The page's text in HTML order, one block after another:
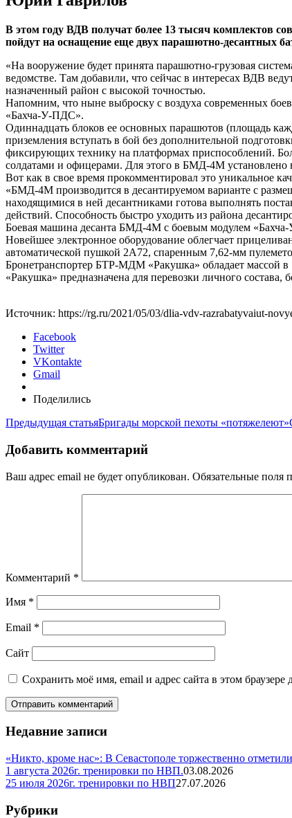
В этом году ВДВ получат более 13 тысяч комплектов
пойдут на оснащение еще двух парашютно-десантных
«На вооружение будет принята парашютно-грузовая
ведомстве. Там добавили, что сейчас в интересах ВДВ
назначенный район с высокой точностью.
Напомним, что ныне выброску с воздуха современных
«Бахча-У-ПДС».
Одиннадцать блоков ее основных парашютов (площадь
приземления вступать в бой без дополнительной
фиксирующих технику на платформах приспособлений.
солдатами и офицерами. Для этого в БМД-4М установлено
Вот как в свое время прокомментировал это уникальное
«БМД-4М производится в десантируемом варианте с
находящимися в ней десантниками готова выполнять
действий. Способность быстро уходить из района
Боевая машина десанта БМД-4М с боевым модулем «Бахча-
Новейшее электронное оборудование облегчает
автоматической пушкой 2А72, спаренным 7,62-мм
Бронетранспортер БТР-МДМ «Ракушка» обладает массой в
«Ракушка» предназначена для перевозки личного
Источник: https://rg.ru/2021/05/03/dlia-vdv-razrabatyvaiut-
Facebook
Twitter
VKontakte
Gmail
Поделились
Предыдущая статьяБригады морской пехоты «потяжелеют»
Добавить комментарий
Ваш адрес email не будет опубликован. Обязательные поля
Комментарий *
Имя *
Email *
Сайт
Сохранить моё имя, email и адрес сайта в этом
Недавние записи
«Никто, кроме нас»: В Севастополе торжественно
1 августа 2026г. тренировки по НВП.03.08.2026
25 июля 2026г. тренировки по НВП27.07.2026
Рубрики